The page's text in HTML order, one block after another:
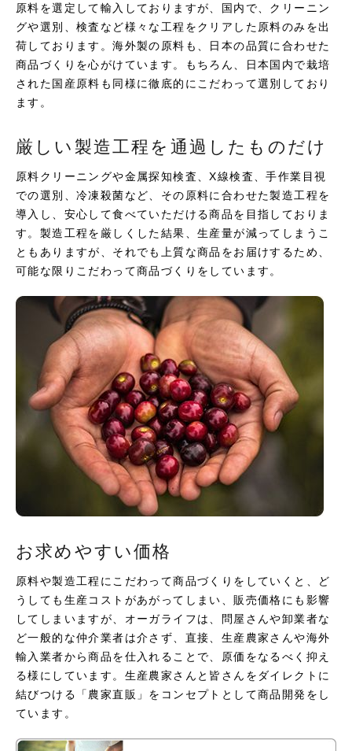
原料を選定して輸入しておりますが、国内で、クリーニン
グや選別、検査など様々な工程をクリアした原料のみを出
荷しております。海外製の原料も、日本の品質に合わせた
商品づくりを心がけています。もちろん、日本国内で栽培
された国産原料も同様に徹底的にこだわって選別しており
ます。
厳しい製造工程を通過したものだけ
原料クリーニングや金属探知検査、X線検査、手作業目視
での選別、冷凍殺菌など、その原料に合わせた製造工程を
導入し、安心して食べていただける商品を目指しておりま
す。製造工程を厳しくした結果、生産量が減ってしまうこ
ともありますが、それでも上質な商品をお届けするため、
可能な限りこだわって商品づくりをしています。
お求めやすい価格
原料や製造工程にこだわって商品づくりをしていくと、ど
うしても生産コストがあがってしまい、販売価格にも影響
してしまいますが、オーガライフは、問屋さんや卸業者な
ど一般的な仲介業者は介さず、直接、生産農家さんや海外
輸入業者から商品を仕入れることで、原価をなるべく抑え
る様にしています。生産農家さんと皆さんをダイレクトに
結びつける「農家直販」をコンセプトとして商品開発をし
ています。